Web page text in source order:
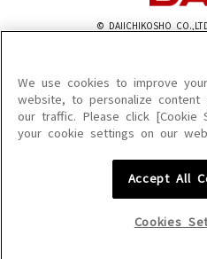
© DAIICHIKOSHO
このサイトに掲載されている一切の文章・
を問わず、著作権法の定める範囲を超えて
を禁じます。
楽曲及びコンテンツは、機種によりご利用
楽曲及びコンテンツの配信日、配信内容が変
We use cookies to improve
website, to personalize content
our traffic. Please click [Cookie
your cookie settings on our
Accept All
Cookies